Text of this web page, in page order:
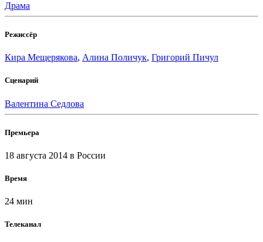
Драма
Режиссёр
Кира Мещерякова, Алина Поличук, Григорий Пичул
Сценарий
Валентина Седлова
Премьера
18 августа 2014 в России
Время
24 мин
Телеканал